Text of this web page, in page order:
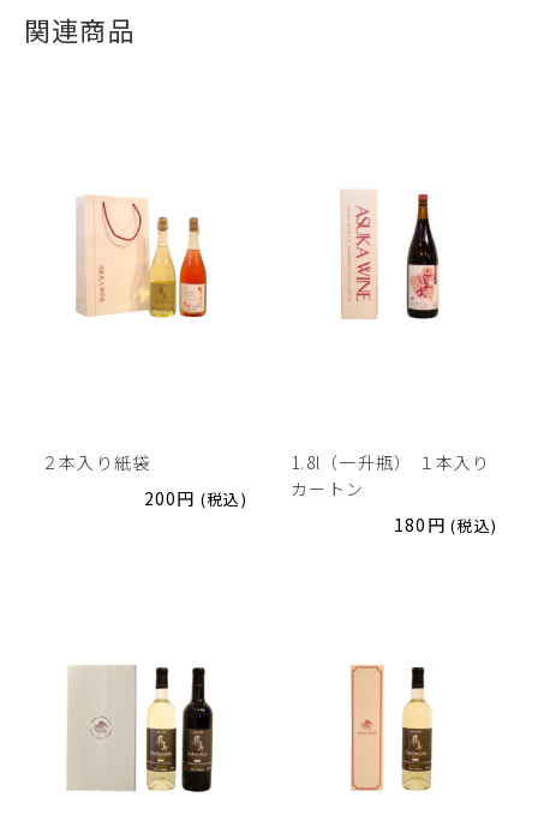
関連商品
２本入り紙袋
200円 (税込)
1.8l（一升瓶） １本入り
カートン
180 円 (税込)